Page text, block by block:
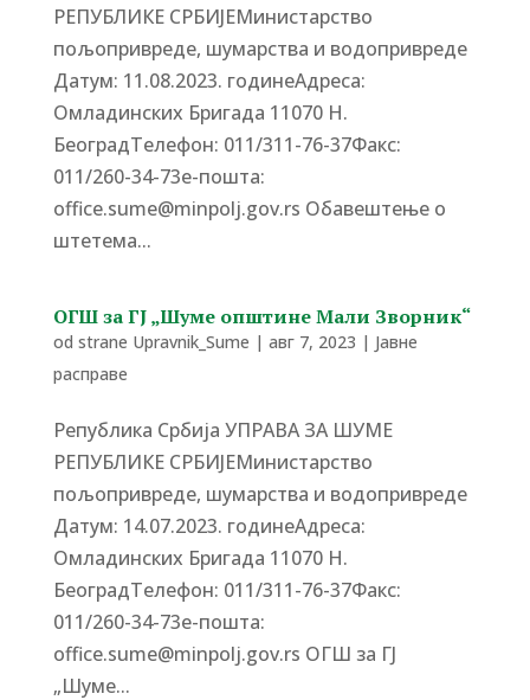
РЕПУБЛИКЕ СРБИЈЕМинистарство
пољопривреде, шумарства и водопривреде
Датум: 11.08.2023. годинеАдреса:
Омладинских Бригада 11070 Н.
БеоградTелефон: 011/311-76-37Факс:
011/260-34-73е-пошта:
office.sume@minpolj.gov.rs Обавештење о
штетема...
ОГШ за ГЈ „Шуме општине Мали Зворник“
od strane Upravnik_Sume | авг 7, 2023 | Јавне
расправе
Република Србија УПРАВА ЗА ШУМЕ
РЕПУБЛИКЕ СРБИЈЕМинистарство
пољопривреде, шумарства и водопривреде
Датум: 14.07.2023. годинеАдреса:
Омладинских Бригада 11070 Н.
БеоградTелефон: 011/311-76-37Факс:
011/260-34-73е-пошта:
office.sume@minpolj.gov.rs ОГШ за ГЈ
„Шуме...